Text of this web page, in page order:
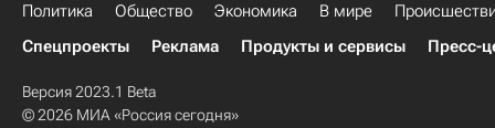
Политика Общество Экономика В мире
Спецпроекты
Реклама Продукты и сервисы Пресс-
Версия 2023.1 Beta
© 2026 МИА «Россия сегодня»